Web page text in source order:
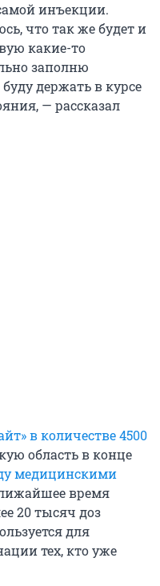
инъекции.
что так же будет и
какие-то
заполню
держать в курсе
— рассказал
в количестве 4500
область в конце
медицинскими
время
20 тысяч доз
для
тех, кто уже